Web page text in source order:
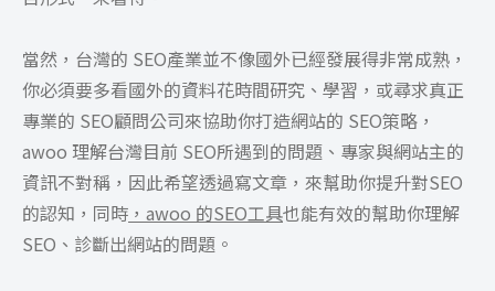
當然，台灣的 SEO產業並不像國外已經發展得非常成熟，
你必須要多看國外的資料花時間研究、學習，或尋求真正
專業的 SEO顧問公司來協助你打造網站的 SEO策略，
awoo 理解台灣目前 SEO所遇到的問題、專家與網站主的
資訊不對稱，因此希望透過寫文章，來幫助你提升對SEO
的認知，同時 ，awoo 的SEO工具也能有效的幫助你理解
SEO、診斷出網站的問題。